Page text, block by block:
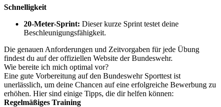
Schnelligkeit
20-Meter-Sprint: Dieser kurze Sprint testet deine
Beschleunigungsfähigkeit.
Die genauen Anforderungen und Zeitvorgaben für jede Übung
findest du auf der offiziellen Website der Bundeswehr.
Wie bereite ich mich optimal vor?
Eine gute Vorbereitung auf den Bundeswehr Sporttest ist
unerlässlich, um deine Chancen auf eine erfolgreiche Bewerbung zu
erhöhen. Hier sind einige Tipps, die dir helfen können:
Regelmäßiges Training